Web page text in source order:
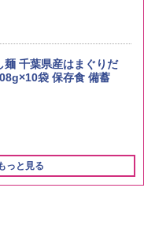
ももたろう印 無洗米 5
イスターブレンド
ルモルト ウイスキー
Distillery 2026 化粧箱
千葉県産はまぐりだ
袋 保存食 備蓄
っと見る